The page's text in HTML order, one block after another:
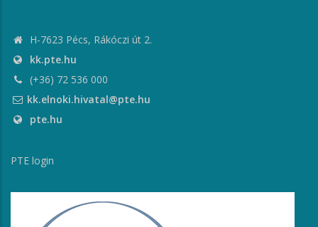
H-7623 Pécs, Rákóczi út 2.
kk.pte.hu
(+36) 72 536 000
kk.elnoki.hivatal@pte.hu
pte.hu
PTE login